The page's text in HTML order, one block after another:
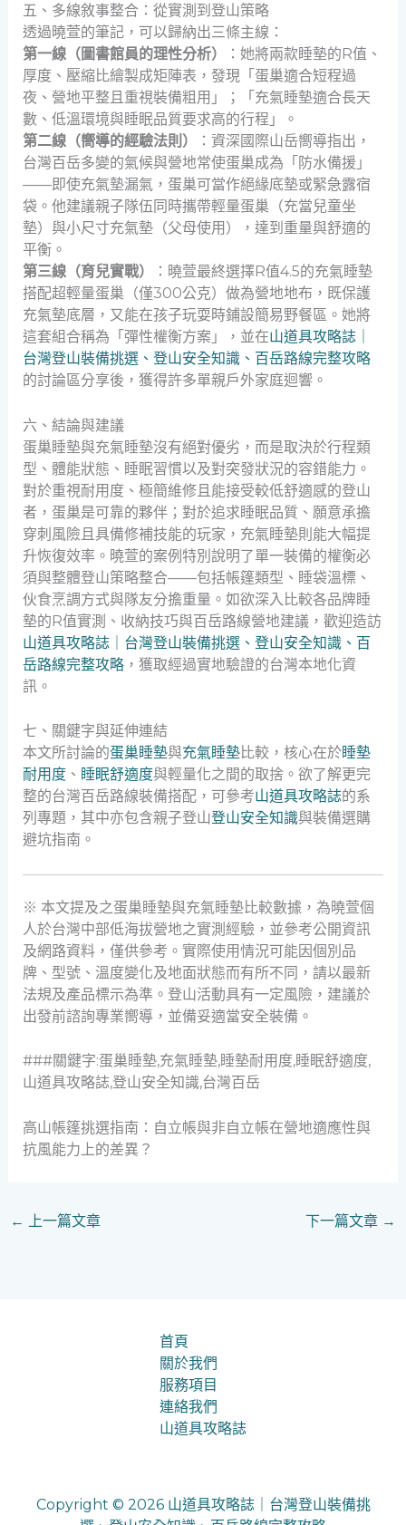
五、多線敘事整合：從實測到登山策略
透過曉萱的筆記，可以歸納出三條主線：
第一線（圖書館員的理性分析）
：她將兩款睡墊的R值、
厚度、壓縮比繪製成矩陣表，發現「蛋巢適合短程過
夜、營地平整且重視裝備粗用」；「充氣睡墊適合長天
數、低溫環境與睡眠品質要求高的行程」。
第二線（嚮導的經驗法則）
：資深國際山岳嚮導指出，
台灣百岳多變的氣候與營地常使蛋巢成為「防水備援」
——即使充氣墊漏氣，蛋巢可當作絕緣底墊或緊急露宿
袋。他建議親子隊伍同時攜帶輕量蛋巢（充當兒童坐
墊）與小尺寸充氣墊（父母使用），達到重量與舒適的
平衡。
第三線（育兒實戰）
：曉萱最終選擇R值4.5的充氣睡墊
搭配超輕量蛋巢（僅300公克）做為營地地布，既保護
充氣墊底層，又能在孩子玩耍時鋪設簡易野餐區。她將
這套組合稱為「彈性權衡方案」，並在山道具攻略誌｜
台灣登山裝備挑選、登山安全知識、百岳路線完整攻略
的討論區分享後，獲得許多單親戶外家庭迴響。
六、結論與建議
蛋巢睡墊與充氣睡墊沒有絕對優劣，而是取決於行程類
型、體能狀態、睡眠習慣以及對突發狀況的容錯能力。
對於重視耐用度、極簡維修且能接受較低舒適感的登山
者，蛋巢是可靠的夥伴；對於追求睡眠品質、願意承擔
穿刺風險且具備修補技能的玩家，充氣睡墊則能大幅提
升恢復效率。曉萱的案例特別說明了單一裝備的權衡必
須與整體登山策略整合——包括帳篷類型、睡袋溫標、
伙食烹調方式與隊友分擔重量。如欲深入比較各品牌睡
墊的R值實測、收納技巧與百岳路線營地建議，歡迎造訪
山道具攻略誌｜台灣登山裝備挑選、登山安全知識、百
岳路線完整攻略，獲取經過實地驗證的台灣本地化資
訊。
七、關鍵字與延伸連結
本文所討論的蛋巢睡墊與充氣睡墊比較，核心在於睡墊
耐用度、 睡眠舒適度與輕量化之間的取捨。欲了解更完
整的台灣百岳路線裝備搭配，可參考山道具攻略誌的系
列專題，其中亦包含親子登山登山安全知識與裝備選購
避坑指南。
※ 本文提及之蛋巢睡墊與充氣睡墊比較數據，為曉萱個
人於台灣中部低海拔營地之實測經驗，並參考公開資訊
及網路資料，僅供參考。實際使用情況可能因個別品
牌、型號、溫度變化及地面狀態而有所不同，請以最新
法規及產品標示為準。登山活動具有一定風險，建議於
出發前諮詢專業嚮導，並備妥適當安全裝備。
###關鍵字:蛋巢睡墊,充氣睡墊,睡墊耐用度,睡眠舒適度,
山道具攻略誌,登山安全知識,台灣百岳
高山帳篷挑選指南：自立帳與非自立帳在營地適應性與
抗風能力上的差異？
← 上一篇文章 下一篇文章 →
首頁
關於我們
服務項目
連絡我們
山道具攻略誌
Copyright © 2026 山道具攻略誌｜台灣登山裝備挑